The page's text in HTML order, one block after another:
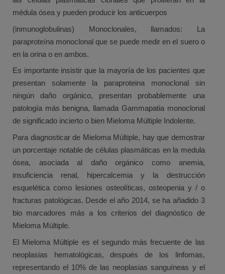
médula ósea y pueden producir los anticuerpos
(inmunoglobulinas) Monoclonales, llamados: La
paraproteína monoclonal que se puede medir en el suero o
en la orina o en ambos.
Es importante insistir que la mayoría de los pacientes que
presentan solamente la paraproteina monoclonal sin
ningún daño orgánico, presentan probablemente una
patología más benigna, llamada Gammapatia monoclonal
de significado incierto o bien Mieloma Múltiple Indolente.
Para diagnosticar de Mieloma Múltiple, hay que demostrar
un porcentaje notable de células plasmáticas en la medula
ósea, asociada al daño orgánico como anemia,
insuficiencia renal, hipercalcemia y la destrucción
esquelética como lesiones osteolíticas, osteopenia y / o
fracturas patológicas. Desde el año 2014, se ha añadido 3
bio marcadores más a los criterios del diagnóstico de
Mieloma Múltiple.
El Mieloma Múltiple es el segundo más frecuente de las
neoplasias hematológicas, después de los linfomas,
representando el 10% de las neoplasias sanguíneas y el